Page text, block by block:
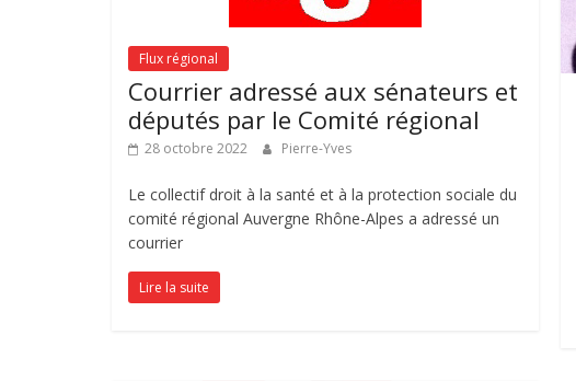
Flux régional
Courrier adressé aux sénateurs et
députés par le Comité régional
28 octobre 2022 Pierre-Yves
Le collectif droit à la santé et à la protection sociale du
comité régional Auvergne Rhône-Alpes a adressé un
courrier
Lire la suite